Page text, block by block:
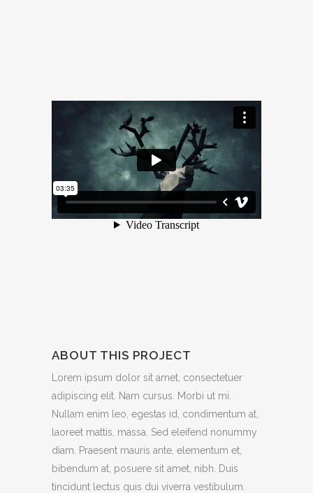
ABOUT THIS PROJECT
Lorem ipsum dolor sit amet, consectetuer
adipiscing elit. Nam cursus. Morbi ut mi.
Nullam enim leo, egestas id, condimentum at,
laoreet mattis, massa. Sed eleifend nonummy
diam. Praesent mauris ante, elementum et,
bibendum at, posuere sit amet, nibh. Duis
tincidunt lectus quis dui viverra vestibulum.